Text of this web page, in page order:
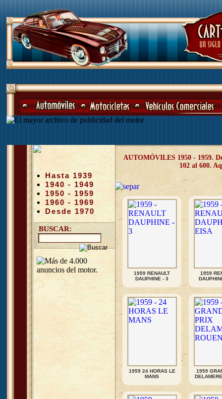
Hasta 1939
1940 - 1949
1950 - 1959
1960 - 1969
Desde 1970
BUSCAR:
AUTOMÓVILES 1950 - 1959.
102 al 600.
1959 RENAULT
DAUPHINE - 3
1959
1959 24 HORAS LE
MANS
1959